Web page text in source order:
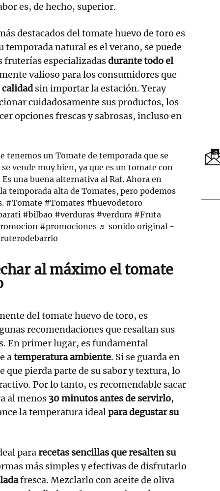
es, de hecho, superior.
destacados del tomate huevo de toro es
temporada natural es el verano, se puede
fruterías especializadasdurante todo el
valioso para los consumidores que
sin importar la estación. Yeray
cuidadosamente sus productos, los
opciones frescas y sabrosas, incluso en
tenemos un Tomate de temporada que se
vende muy bien, ya que es un tomate con
una buena alternativa al Raf. Ahora en
temporada alta de Tomates, pero podemos
#Tomate #Tomates #huevodetoro
#bilbao #verduras #verdura #Fruta
#promociones ♬ sonido original -
al máximo el tomate
del tomate huevo de toro, es
recomendaciones que resaltan sus
En primer lugar, es fundamental
atemperatura ambiente. Si se guarda en
que pierda parte de su sabor y textura, lo
Por lo tanto, es recomendable sacar
al menos 30 minutos antes de servirlo,
la temperatura idealpara degustar su
pararecetas sencillas que resalten su
más simples y efectivas de disfrutarlo
fresca. Mezclarlo con aceite de oliva